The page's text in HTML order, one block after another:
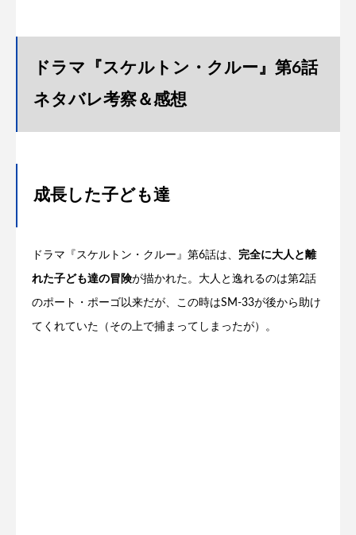
ドラマ『スケルトン・クルー』第6話
ネタバレ考察＆感想
成長した子ども達
ドラマ『スケルトン・クルー』第6話は、 完全に大人と離
れた子ども達の冒険が描かれた。大人と逸れるのは第2話
のポート・ポーゴ以来だが、この時はSM-33が後から助け
てくれていた（その上で捕まってしまったが）。